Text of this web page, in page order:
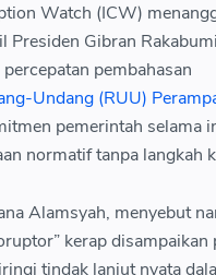
Watch (ICW)
Presiden Gibran
pembahasan
Undang (RUU)
pemerintah selama
normatif tanpa langkah
Alamsyah, menyebut
kerap disampaikan
tindak lanjut nyata